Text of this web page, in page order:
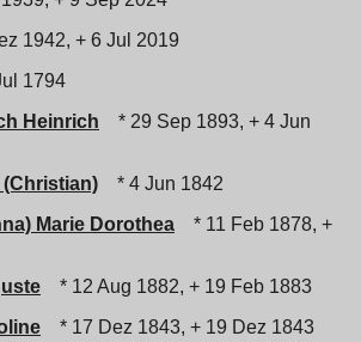
1942, + 6 Jul 2019
1794
Heinrich
* 29 Sep 1893, + 4 Jun
* 4 Jun 1842
Marie Dorothea
* 11 Feb 1878, +
* 12 Aug 1882, + 19 Feb 1883
* 17 Dez 1843, + 19 Dez 1843